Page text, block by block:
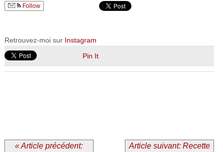
Follow
Retrouvez-moi sur Instagram
Pin It
« Article précédent:
Article suivant: Recette